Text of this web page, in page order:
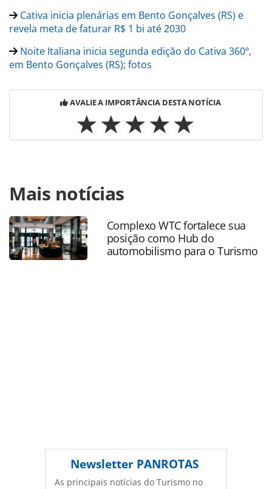
Cativa inicia plenárias em Bento Gonçalves (RS) e
revela meta de faturar R$ 1 bi até 2030
Noite Italiana inicia segunda edição do Cativa 360º,
em Bento Gonçalves (RS); fotos
AVALIE A IMPORTÂNCIA DESTA NOTÍCIA
https://www.panrotas.com.br/mercado/operadoras/2026/
de-imersao-na-serra-gaucha-nesta-terca-feira-de-cativa-
360o-veja-fotos_228667.html ou as ferramentas oferecidas
na página. Todo o conteúdo produzido pela PANROTAS
Editora é protegido pela legislação brasileira sobre direito
autoral. Não reproduza o conteúdo sem autorização da
Mais notícias
Complexo WTC fortalece sua
posição como Hub do
automobilismo para o Turismo
Newsletter PANROTAS
As principais notícias do Turismo no